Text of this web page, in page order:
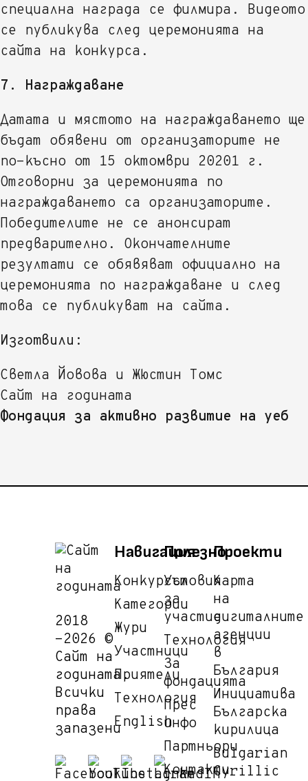
специална награда се филмира. Видеото
се публикува след церемонията на
сайта на конкурса.
7. Награждаване
Датата и мястото на награждаването ще
бъдат обявени от организаторите не
по-късно от 15 октомври 20201 г.
Отговорни за церемонията по
награждаването са организаторите.
Победителите не се анонсират
предварително. Окончателните
резултати се обявяват официално на
церемонията по награждаване и след
това се публикуват на сайта.
Изготвили:
Светла Йовова и Жюстин Томс
Сайт на годината
Фондация за активно развитие на уеб
2018
-2026 ©
Сайт на
годината.
Всички
права
запазени
Навигация
Конкурсът
Категории
Жури
Участници
Приятели
Технология
English
Полезно
Условия
за
участие
Технология
За
фондацията
Прес
инфо
Партньори
Контакти
Проекти
Карта
на
дигиталните
агенции
в
България
Инициатива
Българска
кирилица
Bulgarian
Cyrillic